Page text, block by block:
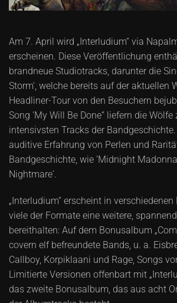
Am 7. April wird „Interludium“ via
erscheinen. Diese Veröffentlichung
brandneue Studiotracks, darunter die
Storm', welche bereits auf der aktuellen
Headliner-Tour von den Besuchern
Song 'My Will Be Done“ liefern die
intensivsten Tracks der
auditive Erfahrung von Perlen und
Bandgeschichte, wie 'Midnight
Nightmare'.
„Interludium“ erscheint in
viele der Formate eine weitere,
bereithalten: Auf dem Bonusalbum
covern elf befreundete Bands, u. a.
Callboy, Korpiklaani und Rage, Songs
Limitierte Versionen offenbart mit
das zweite Bonusalbum, das aus acht